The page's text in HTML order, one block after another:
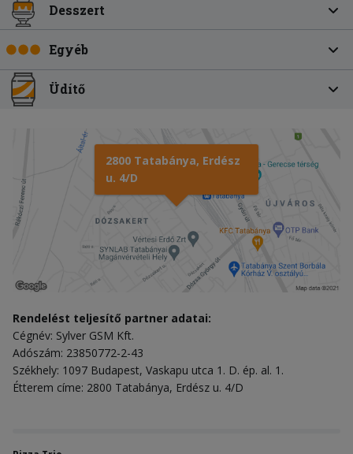
Desszert
Egyéb
Üdítő
2800 Tatabánya, Erdész
u. 4/D
Rendelést teljesítő partner adatai:
Cégnév: Sylver GSM Kft.
Adószám: 23850772-2-43
Székhely: 1097 Budapest, Vaskapu utca 1. D. ép. al. 1.
Étterem címe: 2800 Tatabánya, Erdész u. 4/D